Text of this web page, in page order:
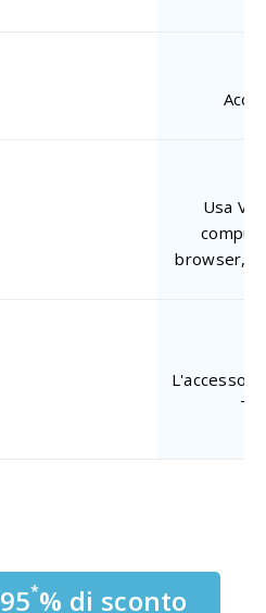
Usa
browser,
L'accesso
*% di sconto